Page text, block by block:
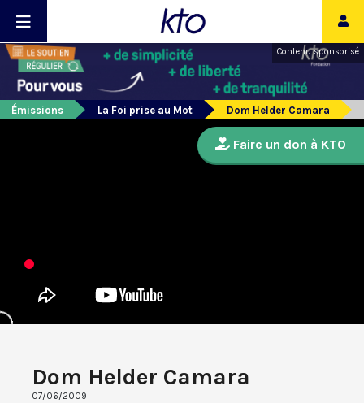
Contenu sponsorisé
Émissions La Foi prise au Mot Dom Helder Camara
Dom Helder Camara
07/06/2009
Faire un don à KTO